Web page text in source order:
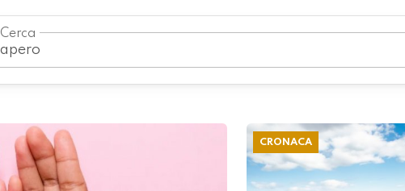
Cerca
CRONACA